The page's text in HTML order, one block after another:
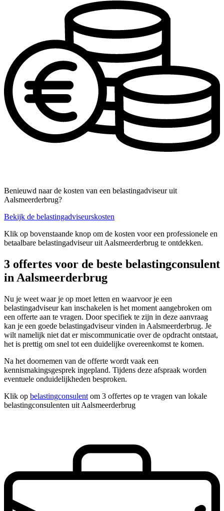
Benieuwd naar de kosten van een belastingadviseur uit
Aalsmeerderbrug?
Bekijk de belastingadviseurskosten
Klik op bovenstaande knop om de kosten voor een professionele en
betaalbare belastingadviseur uit Aalsmeerderbrug te ontdekken.
3 offertes voor de beste belastingconsulent
in Aalsmeerderbrug
Nu je weet waar je op moet letten en waarvoor je een
belastingadviseur kan inschakelen is het moment aangebroken om
een offerte aan te vragen. Door specifiek te zijn in deze aanvraag
kan je een goede belastingadviseur vinden in Aalsmeerderbrug. Je
wilt namelijk niet dat er miscommunicatie over de opdracht ontstaat,
het is prettig om snel tot een duidelijke overeenkomst te komen.
Na het doornemen van de offerte wordt vaak een
kennismakingsgesprek ingepland. Tijdens deze afspraak worden
eventuele onduidelijkheden besproken.
Klik op belastingconsulent om 3 offertes op te vragen van lokale
belastingconsulenten uit Aalsmeerderbrug